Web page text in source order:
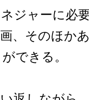
ジャーに必
、そのほか
できる。